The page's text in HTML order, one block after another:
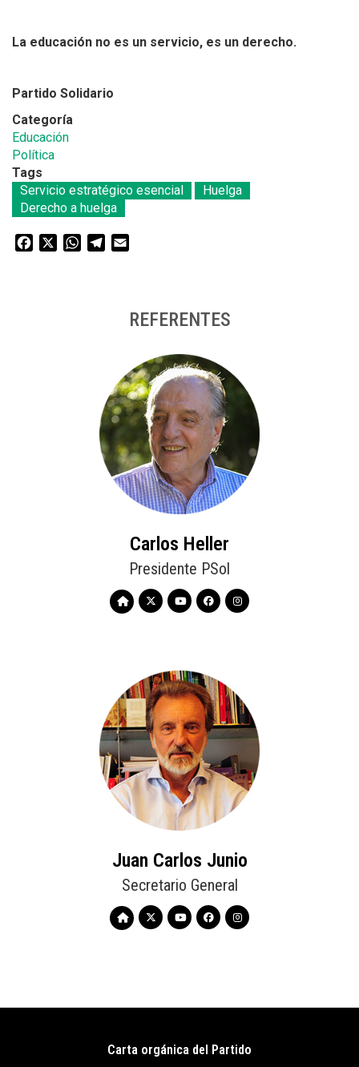
La educación no es un servicio, es un derecho.
Partido Solidario
Categoría
Educación
Política
Tags
Servicio estratégico esencial
Huelga
Derecho a huelga
Facebook WhatsAppTelegram
REFERENTES
Carlos Heller
Presidente PSol
Juan Carlos Junio
Secretario General
Carta orgánica del Partido